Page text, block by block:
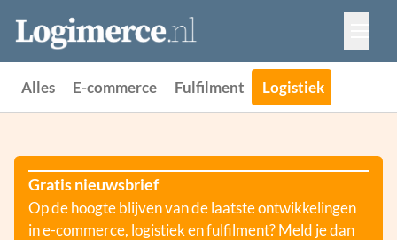
Vacatures
Events
Alles E-commerce Fulfilment Logistiek
Gratis nieuwsbrief
Op de hoogte blijven van de laatste ontwikkelingen
in e-commerce, logistiek en fulfilment? Meld je dan